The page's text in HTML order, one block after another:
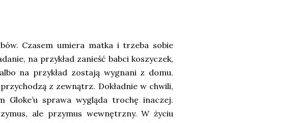
Czasem umiera matka i trzeba sobie
na przykład zanieść babci koszyczek,
na przykład zostają wygnani z domu.
z zewnątrz. Dokładnie w chwili,
sprawa wygląda trochę inaczej.
ale przymus wewnętrzny. W życiu